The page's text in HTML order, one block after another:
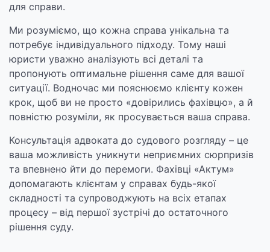
для справи.
Ми розуміємо, що кожна справа унікальна та
потребує індивідуального підходу. Тому наші
юристи уважно аналізують всі деталі та
пропонують оптимальне рішення саме для вашої
ситуації. Водночас ми пояснюємо клієнту кожен
крок, щоб ви не просто «довірились фахівцю», а й
повністю розуміли, як просувається ваша справа.
Консультація адвоката до судового розгляду – це
ваша можливість уникнути неприємних сюрпризів
та впевнено йти до перемоги. Фахівці «Актум»
допомагають клієнтам у справах будь-якої
складності та супроводжують на всіх етапах
процесу – від першої зустрічі до остаточного
рішення суду.